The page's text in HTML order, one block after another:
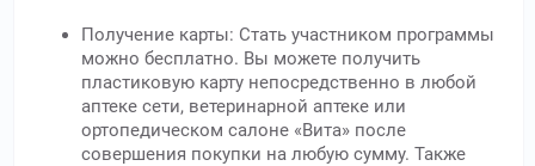
Получение карты: Стать участником программы
можно бесплатно. Вы можете получить
пластиковую карту непосредственно в любой
аптеке сети, ветеринарной аптеке или
ортопедическом салоне «Вита» после
совершения покупки на любую сумму. Также